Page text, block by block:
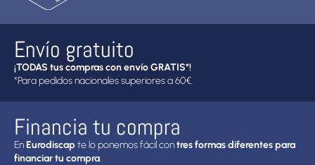
Envío gratuito
¡TODAS tus compras con envío GRATIS*!
*Para pedidos nacionales superiores a 60€.
Financia tu compra
EnEurodiscapte lo ponemos fácil contres formas diferentes para
financiar tu compra.